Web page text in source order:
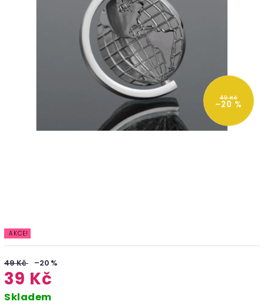
49 Kč
–20 %
AKCE!
49 Kč –20 %
39 Kč
Skladem